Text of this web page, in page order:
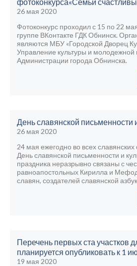
26 мая 2020
Фотоконкурс проходил с 15 по 22
группе ВКонтакте ГДК Обнинск.
являются МБУ «Городской Дворец
Управление культуры и молодежной
Администрации города Обнинска.
День славянской письменности
26 мая 2020
24 мая ежегодно во всех славянских
День славянской письменности и
праздника неразрывно связаны с
равноапостольных Кирилла и
славян, создателей славянской
Перечень первых ста участков
планируется опубликовать к 1
19 мая 2020